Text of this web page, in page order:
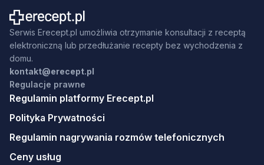
Serwis Erecept.pl umożliwia otrzymanie konsultacji z receptą
elektroniczną lub przedłużanie recepty bez wychodzenia z
domu.
kontakt@erecept.pl
Regulacje prawne
Regulamin platformy Erecept.pl
Polityka Prywatności
Regulamin nagrywania rozmów telefonicznych
Ceny usług